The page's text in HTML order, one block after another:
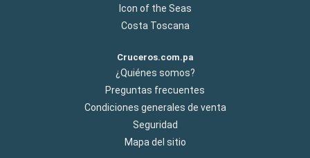
Icon of the Seas
Costa Toscana
Cruceros.com.pa
¿Quiénes somos?
Preguntas frecuentes
Condiciones generales de venta
Seguridad
Mapa del sitio